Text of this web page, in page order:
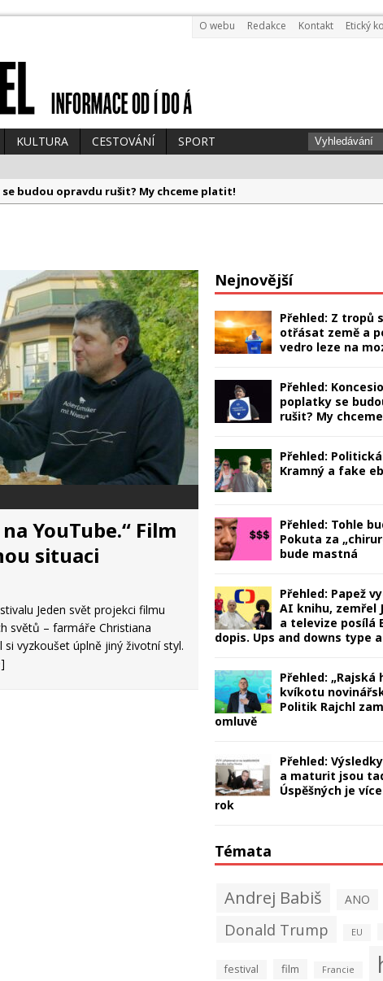
O webu Redakce Kontakt Etický
KULTURA CESTOVÁNÍ SPORT
budou opravdu rušit? My chceme platit!
„chirurgy z dovozu“ bude mastná
a politikům vedro leze na mozek
YouTube.“ Film
situaci
Jeden svět projekci filmu
světů – farmáře Christiana
vyzkoušet úplně jiný životní styl.
Nejnovější
Přehled: Z tropů
otřásat země a
vedro leze na
Přehled:
poplatky se
rušit? My
Přehled:
Kramný a fake
Přehled: Tohle
Pokuta za
bude mastná
Přehled: Papež
AI knihu, zemřel
a televize posílá
dopis. Ups and downs type
Přehled: „Rajská
kvíkotu
Politik Rajchl
omluvě
Přehled:
a maturit jsou
Úspěšných je
rok
Témata
Andrej Babiš ANO
Donald Trump EU
festival film Francie